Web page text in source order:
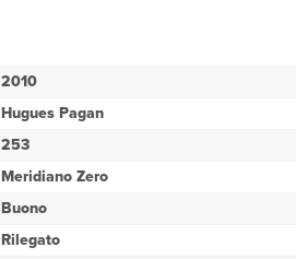
2010
Hugues Pagan
253
Meridiano Zero
Buono
Rilegato